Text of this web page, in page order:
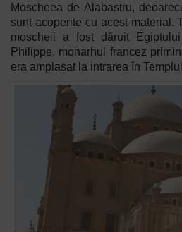
Moscheea de Alabastru,
sunt acoperite cu acest material.
moscheii a fost dăruit
Philippe, monarhul francez
era amplasat la intrarea în